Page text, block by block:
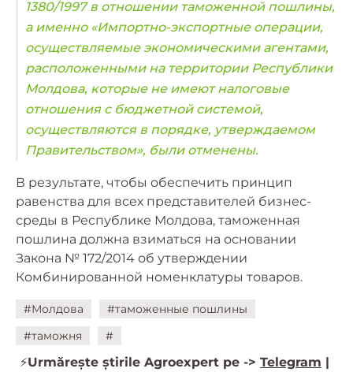
1380/1997 в отношении таможенной пошлины,
а именно «Импортно-экспортные операции,
осуществляемые экономическими агентами,
расположенными на территории Республики
Молдова, которые не имеют налоговые
отношения с бюджетной системой,
осуществляются в порядке, утверждаемом
Правительством», были отменены.
В результате, чтобы обеспечить принцип
равенства для всех представителей бизнес-
среды в Республике Молдова, таможенная
пошлина должна взиматься на основании
Закона № 172/2014 об утверждении
Комбинированной номенклатуры товаров.
#Молдова
#таможенные пошлины
#таможня
#
⚡️Urmărește știrile Agroexpert pe -> Telegram |